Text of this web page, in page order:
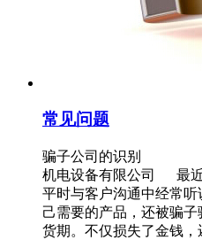
常见问题
骗子公司的识
机电设备有限公司 最近
平时与客户沟通中经常
己需要的产品，还被骗
货期。不仅损失了金钱